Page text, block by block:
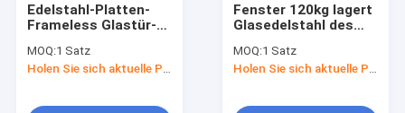
Edelstahl-Platten-
Frameless Glastür-
Verschluss-Flecken
für Badezimmer
MOQ:1 Satz
Fenster 120kg lagert
Glasedelstahl des
Kastens 304
schwenkbar
MOQ:1 Satz